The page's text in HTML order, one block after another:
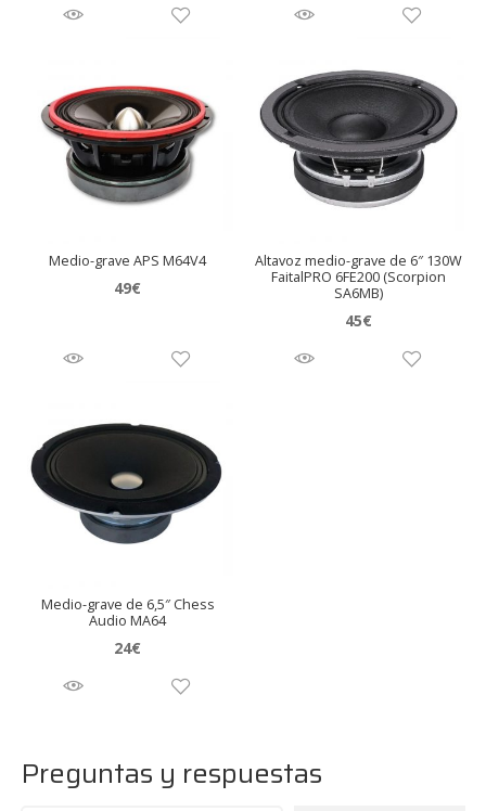
Medio-grave APS M64V4
49€
Altavoz medio-grave de 6″ 130W
FaitalPRO 6FE200 (Scorpion
SA6MB)
45€
Medio-grave de 6,5″ Chess
Audio MA64
24€
Preguntas y respuestas